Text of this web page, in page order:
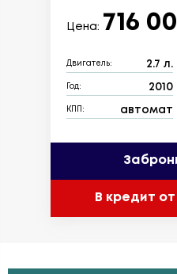
Цена: 716
Двигатель: 2.7 л.
Год: 2010
КПП: автомат
В кредит